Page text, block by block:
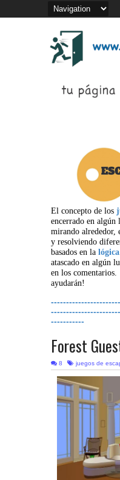
El concepto de los
encerrado en
mirando alrededor,
y resolviendo
basados en la lógica
atascado en algún
en los comentarios.
ayudarán!
-----------
Forest
8 juegos de